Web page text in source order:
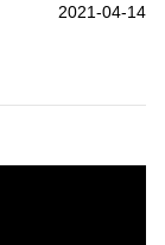
2021-04-14